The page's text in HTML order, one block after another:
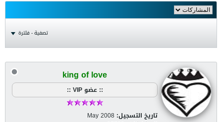
تصفية - فلترة
king of love
:: عضو VIP ::
تاريخ التسجيل: May 2008